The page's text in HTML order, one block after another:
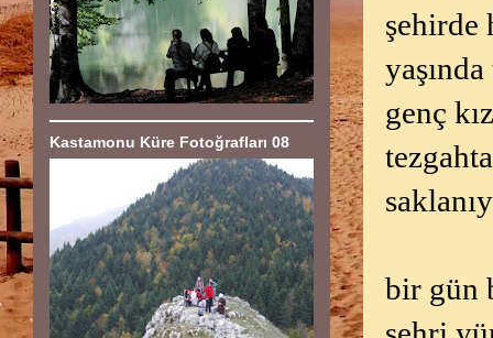
şehirde
genç
bir gün
Kastamonu Küre Fotoğrafları 08